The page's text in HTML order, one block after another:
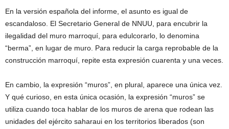
En la versión española del informe, el asunto es igual de
escandaloso. El Secretario General de NNUU, para encubrir la
ilegalidad del muro marroquí, para edulcorarlo, lo denomina
“berma”, en lugar de muro. Para reducir la carga reprobable de la
construcción marroquí, repite esta expresión cuarenta y una veces.
En cambio, la expresión “muros”, en plural, aparece una única vez.
Y qué curioso, en esta única ocasión, la expresión “muros” se
utiliza cuando toca hablar de los muros de arena que rodean las
unidades del ejército saharaui en los territorios liberados (son